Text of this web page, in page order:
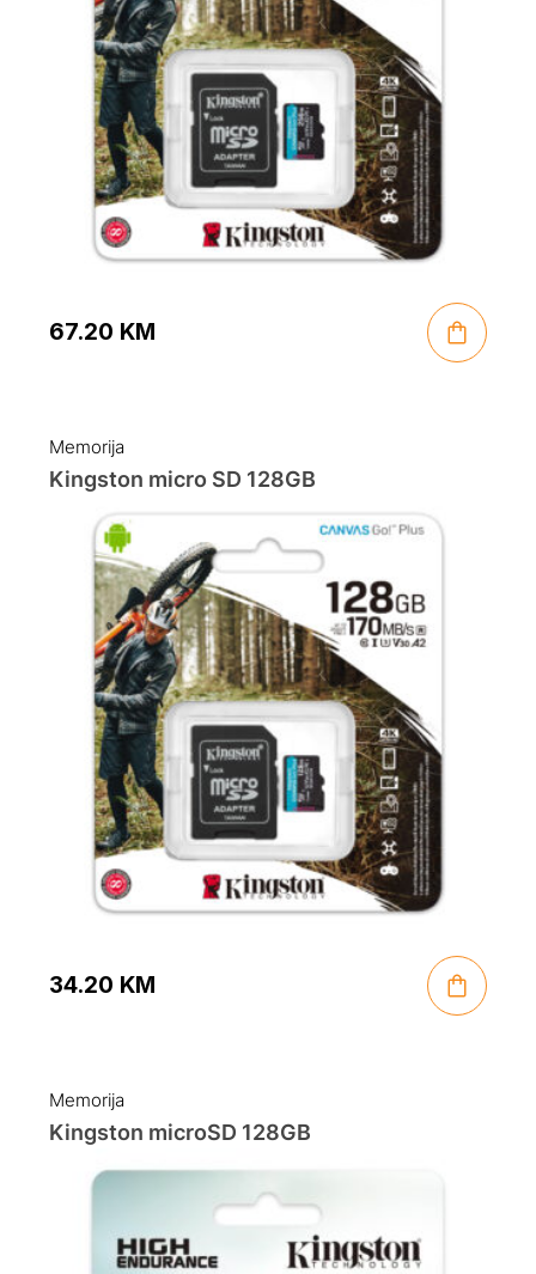
67.20 KM
Memorija
Kingston micro SD 128GB
34.20 KM
Memorija
Kingston microSD 128GB